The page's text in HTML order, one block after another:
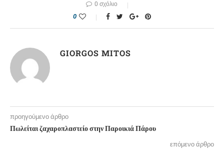
0 σχόλιο
0
GIORGOS MITOS
προηγούμενο άρθρο
Πωλείται ζαχαροπλαστείο στην Παροικιά Πάρου
επόμενο άρθρο